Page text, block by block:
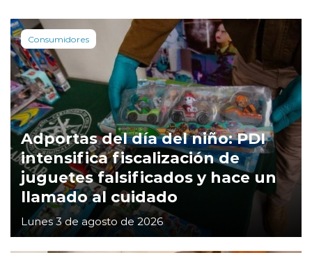
Consumidores
Adportas del día del niño: PDI
intensifica fiscalización de
juguetes falsificados y hace un
llamado al cuidado
Lunes 3 de agosto de 2026